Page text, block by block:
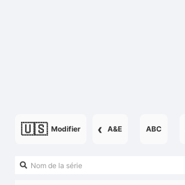
🇺🇸 Modifier ‹ A&E ABC